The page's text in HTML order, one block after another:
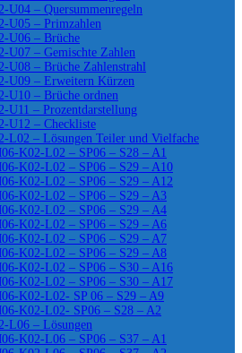
U04 – Quersummenregeln
U05 – Primzahlen
U06 – Brüche
U07 – Gemischte Zahlen
U08 – Brüche Zahlenstrahl
U09 – Erweitern Kürzen
U10 – Brüche ordnen
U11 – Prozentdarstellung
U12 – Checkliste
L02 – Lösungen Teiler und Vielfache
K02-L02 – SP06 – S28 – A1
K02-L02 – SP06 – S29 – A10
K02-L02 – SP06 – S29 – A12
K02-L02 – SP06 – S29 – A3
K02-L02 – SP06 – S29 – A4
K02-L02 – SP06 – S29 – A6
K02-L02 – SP06 – S29 – A7
K02-L02 – SP06 – S29 – A8
K02-L02 – SP06 – S30 – A16
K02-L02 – SP06 – S30 – A17
K02-L02- SP 06 – S29 – A9
K02-L02- SP06 – S28 – A2
L06 – Lösungen
K02-L06 – SP06 – S37 – A1